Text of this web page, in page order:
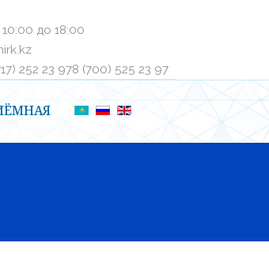
до 18:00
252 23 97ㅤㅤ8 (700) 525 23 97